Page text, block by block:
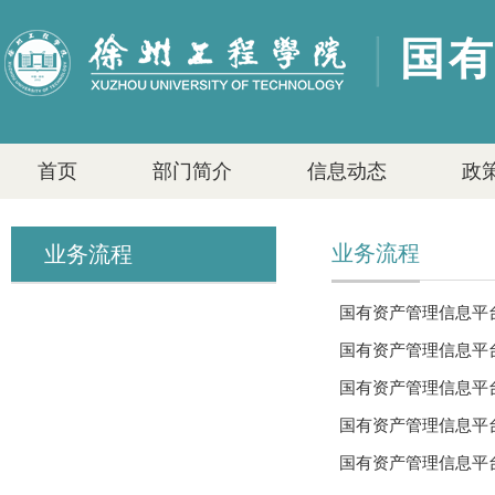
国
首页 部门简介 信息动态 政
业务流程 业务流程
国有资产管理信息
国有资产管理信息
国有资产管理信息
国有资产管理信息
国有资产管理信息